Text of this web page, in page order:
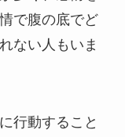
で腹の底でど
ない人もいま
行動すること